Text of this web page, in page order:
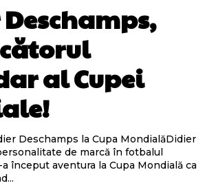
al Cupei
Deschamps la Cupa MondialăDidier
de marcă în fotbalul
început aventura la Cupa Mondială ca